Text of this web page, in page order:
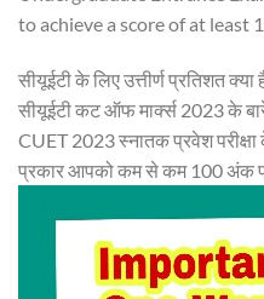
to achieve a score of at least
सीयूईटी के लिए उत्तीर्ण प्रतिशत क्या
सीयूईटी कट ऑफ मार्क्स 2023 के
CUET 2023 स्नातक प्रवेश
प्रकार आपको कम से कम 100 अंक